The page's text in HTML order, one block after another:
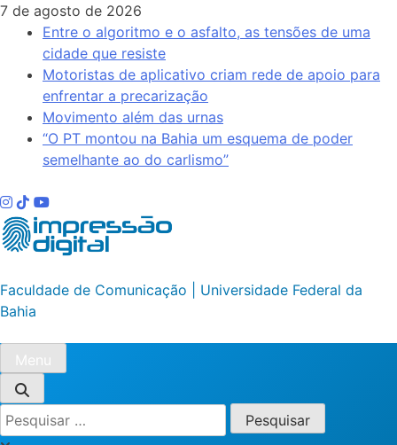
Skip
content
7 de agosto de 2026
Entre o algoritmo e o asfalto, as tensões de uma
cidade que resiste
Motoristas de aplicativo criam rede de apoio para
enfrentar a precarização
Movimento além das urnas
“O PT montou na Bahia um esquema de poder
semelhante ao do carlismo”
Impressão Digital
Faculdade de Comunicação | Universidade Federal da
Bahia
Menu
Pesquisar
por: